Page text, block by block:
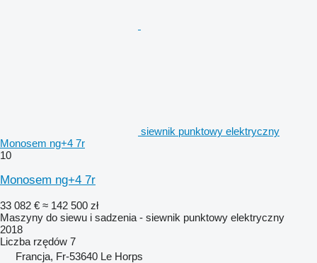
siewnik punktowy elektryczny
Monosem ng+4 7r
10
Monosem ng+4 7r
33 082 € ≈ 142 500 zł
Maszyny do siewu i sadzenia - siewnik punktowy elektryczny
2018
Liczba rzędów 7
Francja, Fr-53640 Le Horps